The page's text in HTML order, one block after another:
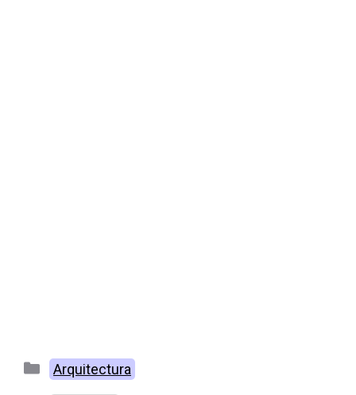
Categorías
Arquitectura